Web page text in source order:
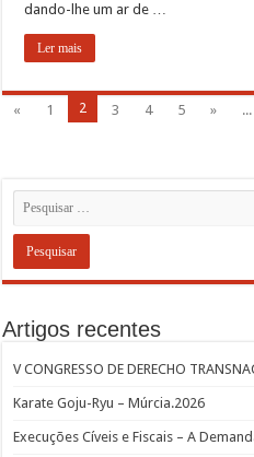
dando-lhe um ar de …
Ler mais
« 1 2 3 4 5 » ...
Artigos recentes
V CONGRESSO DE DERECHO
Karate Goju-Ryu – Múrcia.2026
Execuções Cíveis e Fiscais – A